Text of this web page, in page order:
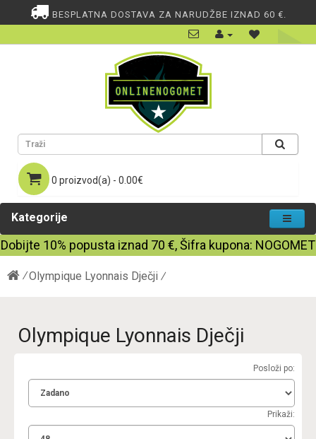
BESPLATNA DOSTAVA ZA NARUDŽBE IZNAD 60 €.
0 proizvod(a) - 0.00€
Kategorije
Dobijte 10% popusta iznad 70 €, Šifra kupona: NOGOMET
Olympique Lyonnais Dječji
Olympique Lyonnais Dječji
Posloži po:
Prikaži: